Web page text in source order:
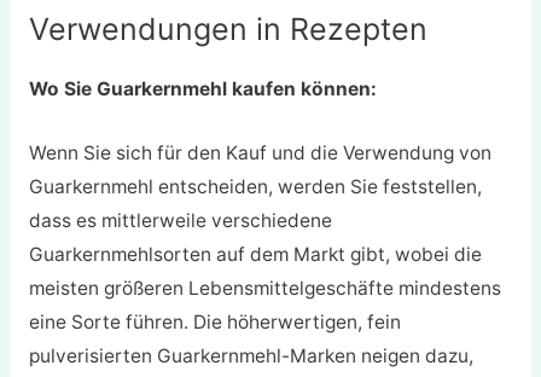
Verwendungen in Rezepten
Wo Sie Guarkernmehl kaufen können:
Wenn Sie sich für den Kauf und die Verwendung von
Guarkernmehl entscheiden, werden Sie feststellen,
dass es mittlerweile verschiedene
Guarkernmehlsorten auf dem Markt gibt, wobei die
meisten größeren Lebensmittelgeschäfte mindestens
eine Sorte führen. Die höherwertigen, fein
pulverisierten Guarkernmehl-Marken neigen dazu,